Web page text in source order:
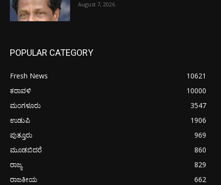
August 7, 2026
POPULAR CATEGORY
Fresh News
10621
ಕರಾವಳಿ
10000
ಮಂಗಳೂರು
3547
ಉಡುಪಿ
1906
ಪುತ್ತೂರು
969
ಮೂಡಬಿದರೆ
860
ರಾಜ್ಯ
829
ರಾಜಕೀಯ
662